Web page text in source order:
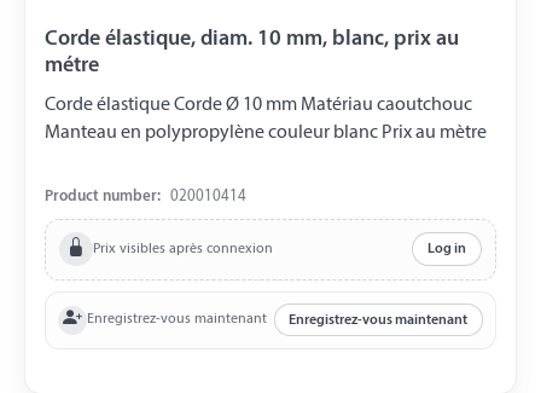
Corde élastique, diam. 10 mm, blanc, prix au
métre
Corde élastique Corde Ø 10 mm Matériau caoutchouc
Manteau en polypropylène couleur blanc Prix ​​au mètre
Product number: 020010414
Prix visibles après connexion Log in
Enregistrez-vous maintenant Enregistrez-vous maintenant